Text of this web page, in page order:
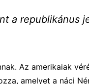
a republikánus
Az amerikaiak
amelyet a náci